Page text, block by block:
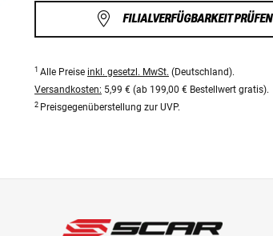
FILIALVERFÜGBARKEIT PRÜFEN
1 Alle Preise inkl. gesetzl. MwSt. (Deutschland).
Versandkosten: 5,99 € (ab 199,00 € Bestellwert gratis).
2 Preisgegenüberstellung zur UVP.